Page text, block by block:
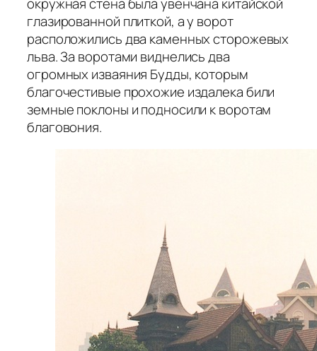
глазированной плиткой, а у ворот
расположились два каменных сторожевых
льва. За воротами виднелись два
огромных изваяния Будды, которым
благочестивые прохожие издалека били
земные поклоны и подносили к воротам
благовония.